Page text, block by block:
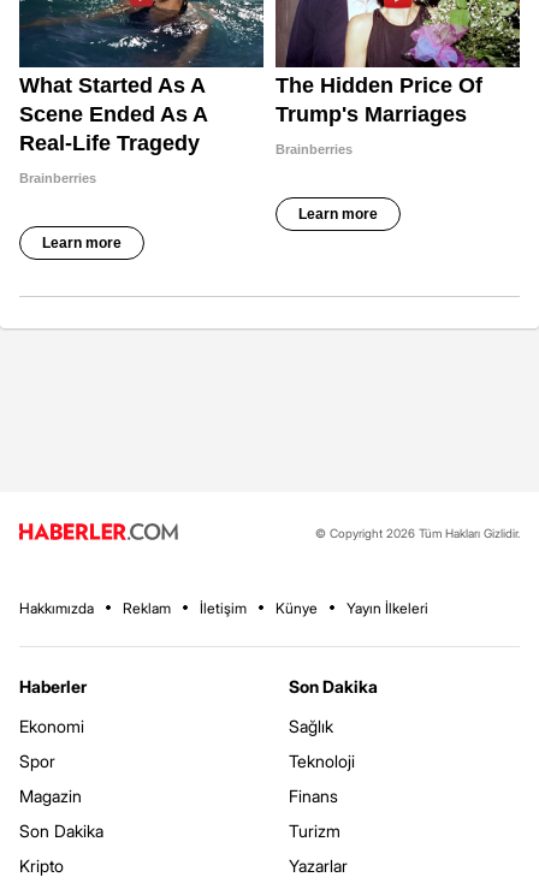
© Copyright 2026 Tüm Hakları Gizlidir.
Hakkımızda Reklam İletişim Künye Yayın İlkeleri
Haberler
Ekonomi
Spor
Magazin
Son Dakika
Kripto
Son Dakika
Sağlık
Teknoloji
Finans
Turizm
Yazarlar